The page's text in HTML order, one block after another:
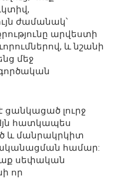
ժամանակ՝
արվեստի
և նշանի
մեջ
լուրջ
հատկապես
և մանրակրկիտ
համար:
սեփական
որ